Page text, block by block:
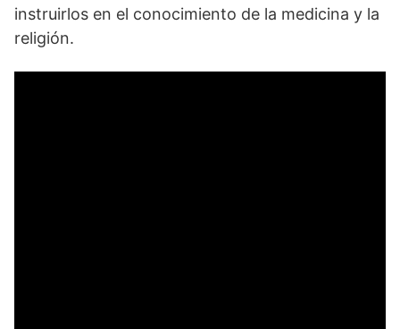
instruirlos en el conocimiento de la medicina y la
religión.